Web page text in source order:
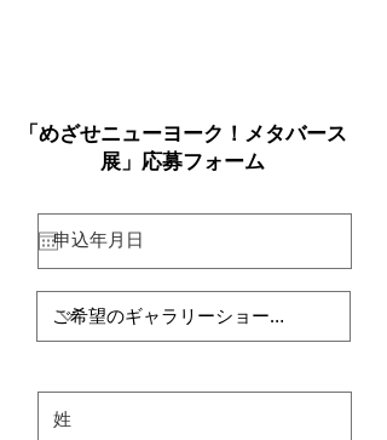
「めざせニューヨーク！メタバース
展」応募フォーム